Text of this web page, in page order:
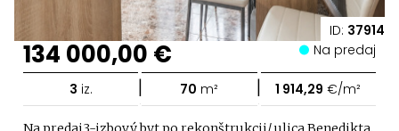
ID: 37914
134 000,00 € Na predaj
3 iz. | 70 m² | 1 914,29 €/m²